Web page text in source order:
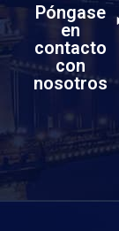
Póngase
en
contacto
con
nosotros